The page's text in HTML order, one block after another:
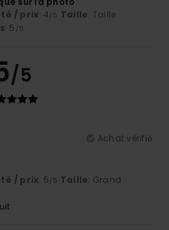
/ prix: 4/5 Taille: Taille
: 5 /5
/5
Achat vérifié
/ prix: 5/5 Taille: Grand